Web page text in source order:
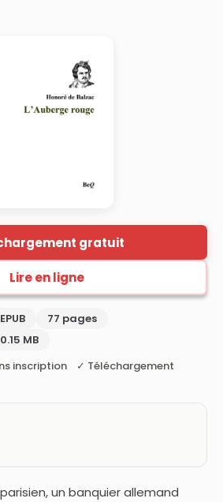
gratuit
Lire en ligne
77 pages
0.15 MB
inscription ✓ Téléchargement
un banquier allemand